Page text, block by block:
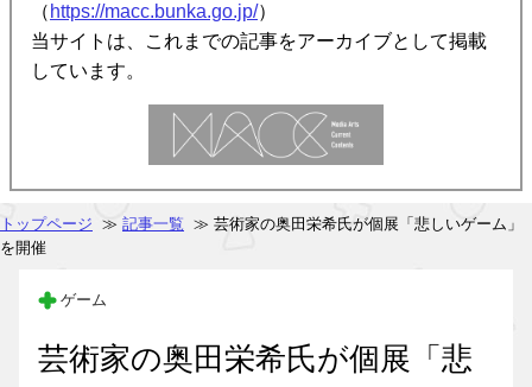
（ https://macc.bunka.go.jp/）
当サイトは、これまでの記事をアーカイブとして掲載
しています。
トップページ ≫ 記事一覧 ≫ 芸術家の奥田栄希氏が個展「悲しいゲーム」
を開催
ゲーム
芸術家の奥田栄希氏が個展「悲